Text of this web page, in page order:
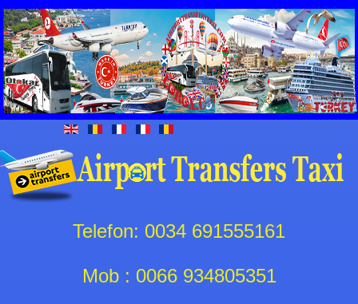
Telefon: 0034 691555161
Mob : 0066 934805351